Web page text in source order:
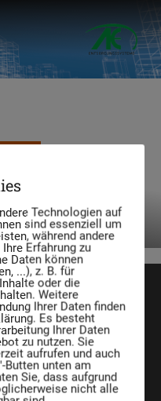
Technologien auf
sind essenziell um
während andere
Erfahrung zu
Daten können
...), z. B. für
oder die
Weitere
Ihrer Daten finden
Es besteht
Ihrer Daten
zu nutzen. Sie
aufrufen und auch
Butten unten am
Sie, dass aufgrund
nicht alle